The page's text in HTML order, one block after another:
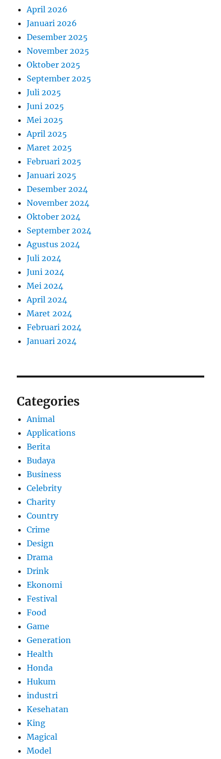
April 2026
Januari 2026
Desember 2025
November 2025
Oktober 2025
September 2025
Juli 2025
Juni 2025
Mei 2025
April 2025
Maret 2025
Februari 2025
Januari 2025
Desember 2024
November 2024
Oktober 2024
September 2024
Agustus 2024
Juli 2024
Juni 2024
Mei 2024
April 2024
Maret 2024
Februari 2024
Januari 2024
Categories
Animal
Applications
Berita
Budaya
Business
Celebrity
Charity
Country
Crime
Design
Drama
Drink
Ekonomi
Festival
Food
Game
Generation
Health
Honda
Hukum
industri
Kesehatan
King
Magical
Model